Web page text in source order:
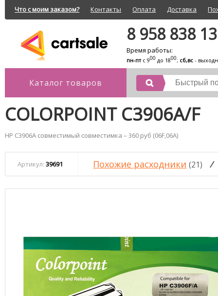
Что с моим заказом? Контакты Оплата Доставка
8 958 838
Время работы:
пн-птс 900 до 1800; сб,вс -
Каталог товаров
COLORPOINT C3906A/F
HP C3906A совместимый совместимка – 360 руб (06F,06A)
Артикул: 39691 Похожие расходники (21) /